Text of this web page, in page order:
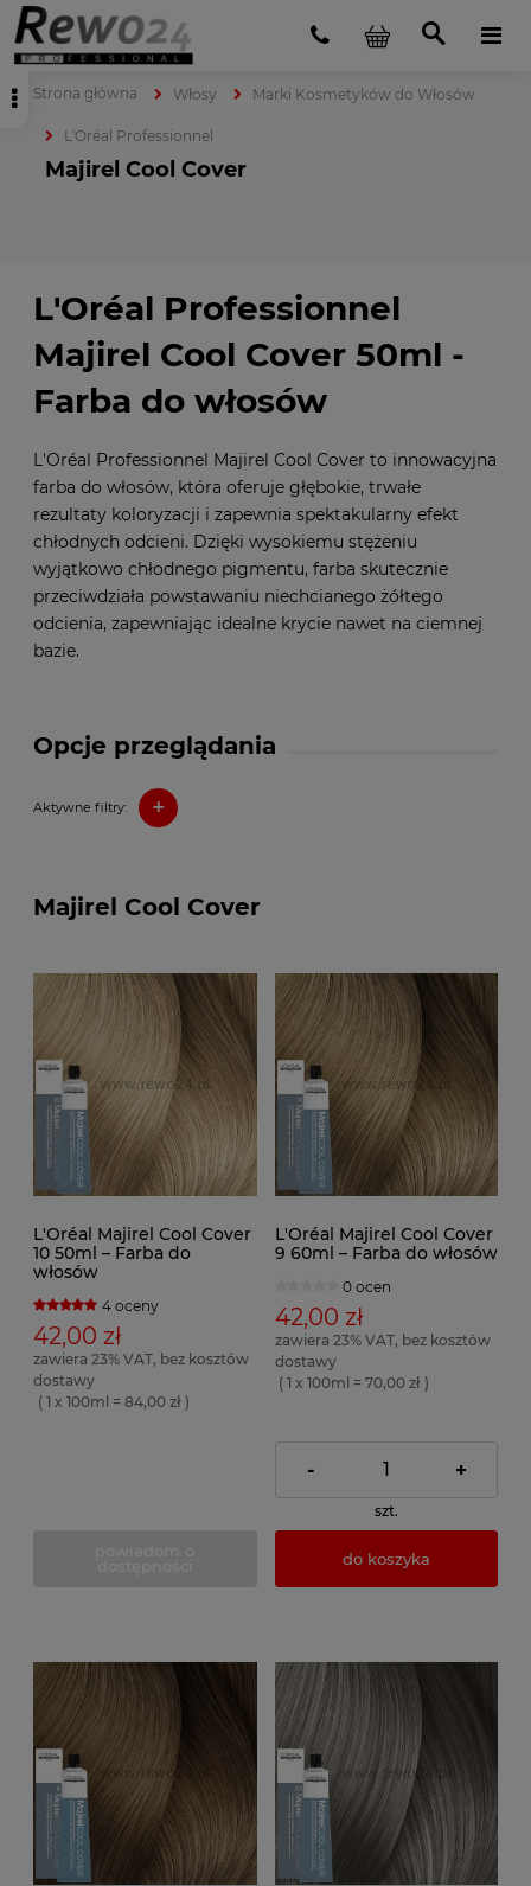
Strona główna Włosy Marki Kosmetyków do Włosów
L'Oréal Professionnel
Majirel Cool Cover
Opcje przeglądania
Aktywne filtry: +
L'Oréal Professionnel
Majirel Cool Cover 50ml -
Farba do włosów
L'Oréal Professionnel Majirel Cool Cover to innowacyjna
farba do włosów, która oferuje głębokie, trwałe
rezultaty koloryzacji i zapewnia spektakularny efekt
chłodnych odcieni. Dzięki wysokiemu stężeniu
wyjątkowo chłodnego pigmentu, farba skutecznie
przeciwdziała powstawaniu niechcianego żółtego
odcienia, zapewniając idealne krycie nawet na ciemnej
bazie.
Majirel Cool Cover
L'Oréal Majirel Cool Cover
10 50ml – Farba do
włosów
4 oceny
42,00 zł
zawiera 23% VAT, bez kosztów
dostawy
( 1 x 100ml = 84,00 zł )
L'Oréal Majirel Cool Cover
9 60ml – Farba do włosów
0 ocen
42,00 zł
zawiera 23% VAT, bez kosztów
dostawy
( 1 x 100ml = 70,00 zł )
- +
szt.
do koszyka